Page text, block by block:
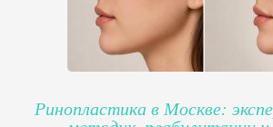
Ринопластика в Москве: